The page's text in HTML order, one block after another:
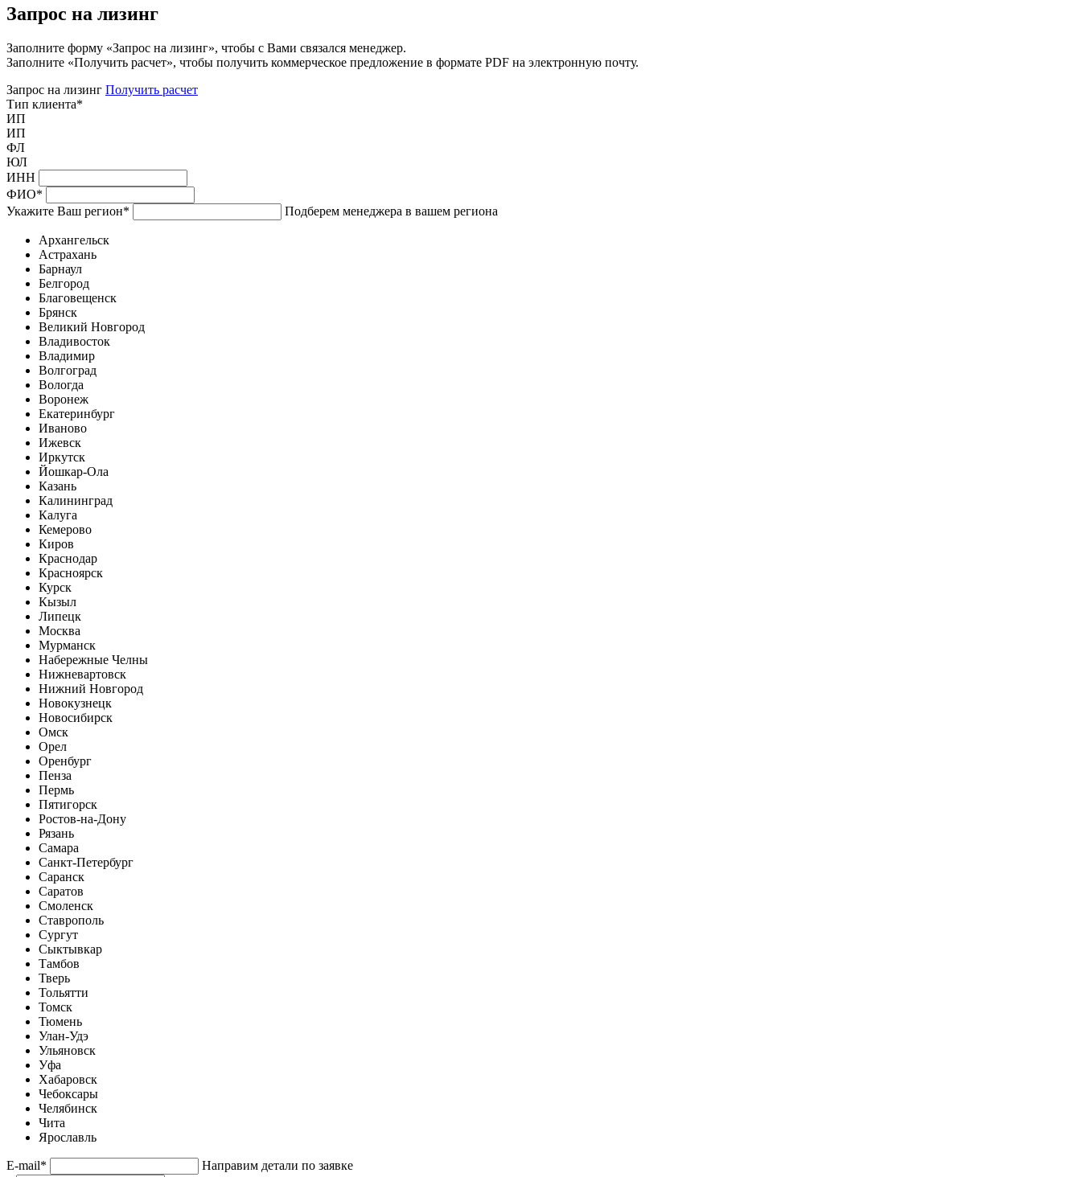
Запрос на лизинг
Заполните форму «Запрос на лизинг», чтобы с Вами связался менеджер.
Заполните «Получить расчет», чтобы получить коммерческое предложение в формате PDF на электронную почту.
Запрос на лизинг Получить расчет
Тип клиента*
ИП
ИП
ФЛ
ЮЛ
ИНН
ФИО*
Укажите Ваш регион* Подберем менеджера в вашем региона
Архангельск
Астрахань
Барнаул
Белгород
Благовещенск
Брянск
Великий Новгород
Владивосток
Владимир
Волгоград
Вологда
Воронеж
Екатеринбург
Иваново
Ижевск
Иркутск
Йошкар-Ола
Казань
Калининград
Калуга
Кемерово
Киров
Краснодар
Красноярск
Курск
Кызыл
Липецк
Москва
Мурманск
Набережные Челны
Нижневартовск
Нижний Новгород
Новокузнецк
Новосибирск
Омск
Орел
Оренбург
Пенза
Пермь
Пятигорск
Ростов-на-Дону
Рязань
Самара
Санкт-Петербург
Саранск
Саратов
Смоленск
Ставрополь
Сургут
Сыктывкар
Тамбов
Тверь
Тольятти
Томск
Тюмень
Улан-Удэ
Ульяновск
Уфа
Хабаровск
Чебоксары
Челябинск
Чита
Ярославль
E-mail*
Направим детали по заявке